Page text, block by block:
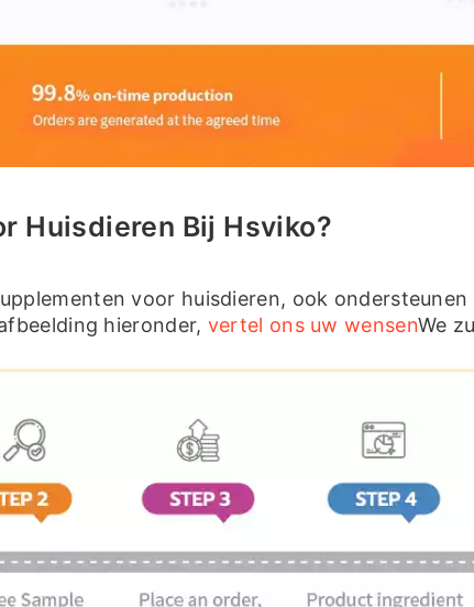
Huisdieren Bij Hsviko?
voor huisdieren, ook
hieronder, vertel ons uw wensenWe